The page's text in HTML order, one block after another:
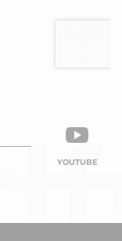
YOUTUBE